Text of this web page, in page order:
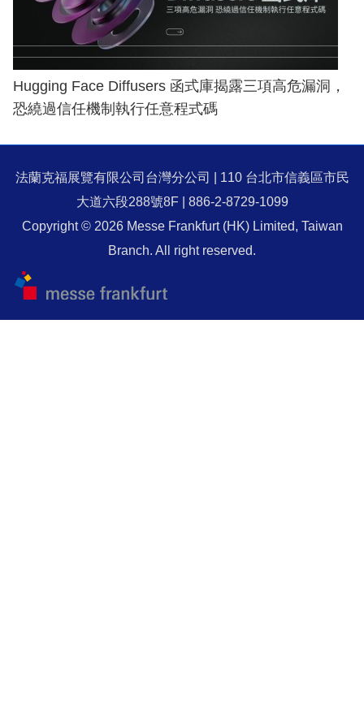
Hugging Face Diffusers 函式庫揭露三項高危漏洞，
恐繞過信任機制執行任意程式碼
法蘭克福展覽有限公司台灣分公司 | 110 台北市信義區市民
大道六段288號8F | 886-2-8729-1099
Copyright © 2026 Messe Frankfurt (HK) Limited, Taiwan
Branch. All right reserved.